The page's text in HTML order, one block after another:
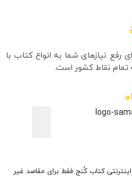
نیازهای شما به انواع کتاب با
نقاط کشور است.
کتاب کُنج فقط برای مقاصد غیر